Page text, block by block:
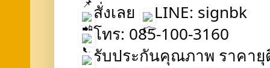
สั่งเลย
LINE: signbk
โทร: 085-100-3160
รับประกันคุณภาพ ราคายุ